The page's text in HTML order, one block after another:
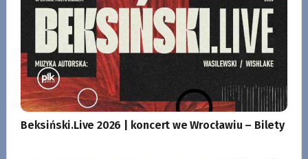
Beksiński.Live 2026 | koncert we Wrocławiu – Bilety